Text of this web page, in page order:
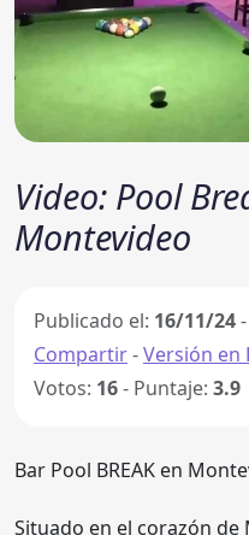
Video: Pool
Montevideo
Publicado el: 16/11/24
Compartir-Versión en
Votos: 16- Puntaje: 3.9
Bar Pool BREAK en
Situado en el corazón de